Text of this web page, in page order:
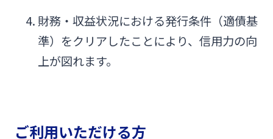
財務・収益状況における発行条件（適債基
準）をクリアしたことにより、信用力の向
上が図れます。
ご利用いただける方